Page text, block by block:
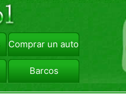
Comprar un automóvil
Barcos